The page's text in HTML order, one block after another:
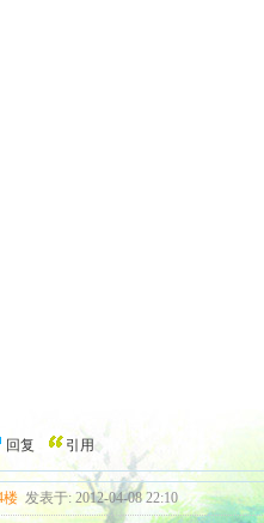
回复 引用
楼 发表于: 2012-04-08 22:10